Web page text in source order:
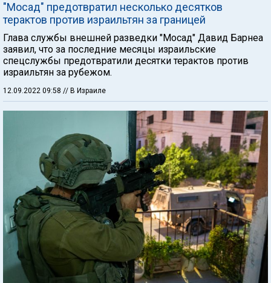
"Мосад" предотвратил несколько десятков
терактов против израильтян за границей
Глава службы внешней разведки "Мосад" Давид Барнеа
заявил, что за последние месяцы израильские
спецслужбы предотвратили десятки терактов против
израильтян за рубежом.
12.09.2022 09:58 // В Израиле